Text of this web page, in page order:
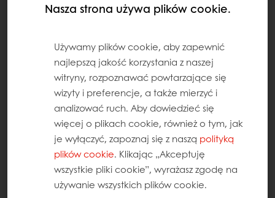
Nasza strona używa plików cookie.
Używamy plików cookie, aby zapewnić
najlepszą jakość korzystania z naszej
witryny, rozpoznawać powtarzające się
wizyty i preferencje, a także mierzyć i
analizować ruch. Aby dowiedzieć się
więcej o plikach cookie, również o tym, jak
je wyłączyć, zapoznaj się z naszą polityką
plików cookie. Klikając „Akceptuję
wszystkie pliki cookie”, wyrażasz zgodę na
używanie wszystkich plików cookie.